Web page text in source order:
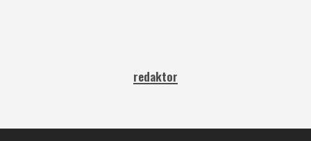
redaktor